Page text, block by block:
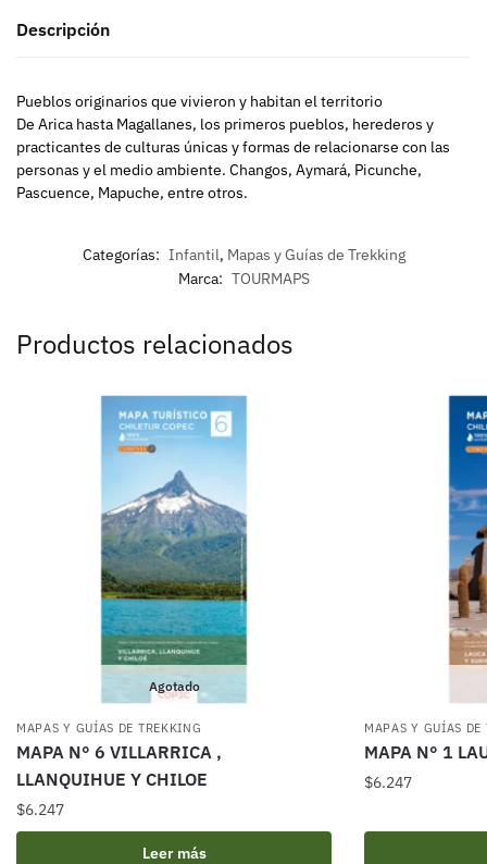
Descripción
Pueblos originarios que vivieron y habitan el territorio
De Arica hasta Magallanes, los primeros pueblos, herederos y
practicantes de culturas únicas y formas de relacionarse con las
personas y el medio ambiente. Changos, Aymará, Picunche,
Pascuence, Mapuche, entre otros.
Categorías: Infantil, Mapas y Guías de Trekking
Marca: TOURMAPS
Productos relacionados
Agotado
MAPAS Y GUÍAS DE TREKKING
MAPA N° 6 VILLARRICA ,
LLANQUIHUE Y CHILOE
$6.247
Leer más
MAPAS Y GUÍAS DE
MAPA N° 1
$6.247